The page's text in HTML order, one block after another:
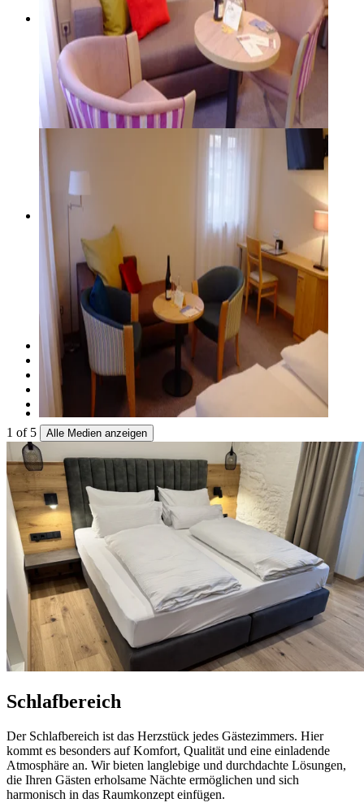
1 of 5 Alle Medien anzeigen
Schlafbereich
Der Schlafbereich ist das Herzstück jedes Gästezimmers. Hier
kommt es besonders auf Komfort, Qualität und eine einladende
Atmosphäre an. Wir bieten langlebige und durchdachte Lösungen,
die Ihren Gästen erholsame Nächte ermöglichen und sich
harmonisch in das Raumkonzept einfügen.